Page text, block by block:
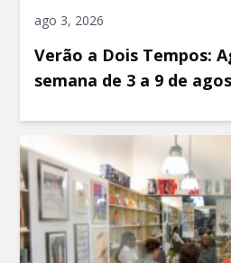
ago 3, 2026
Verão a Dois Tempos:
semana de 3 a 9 de